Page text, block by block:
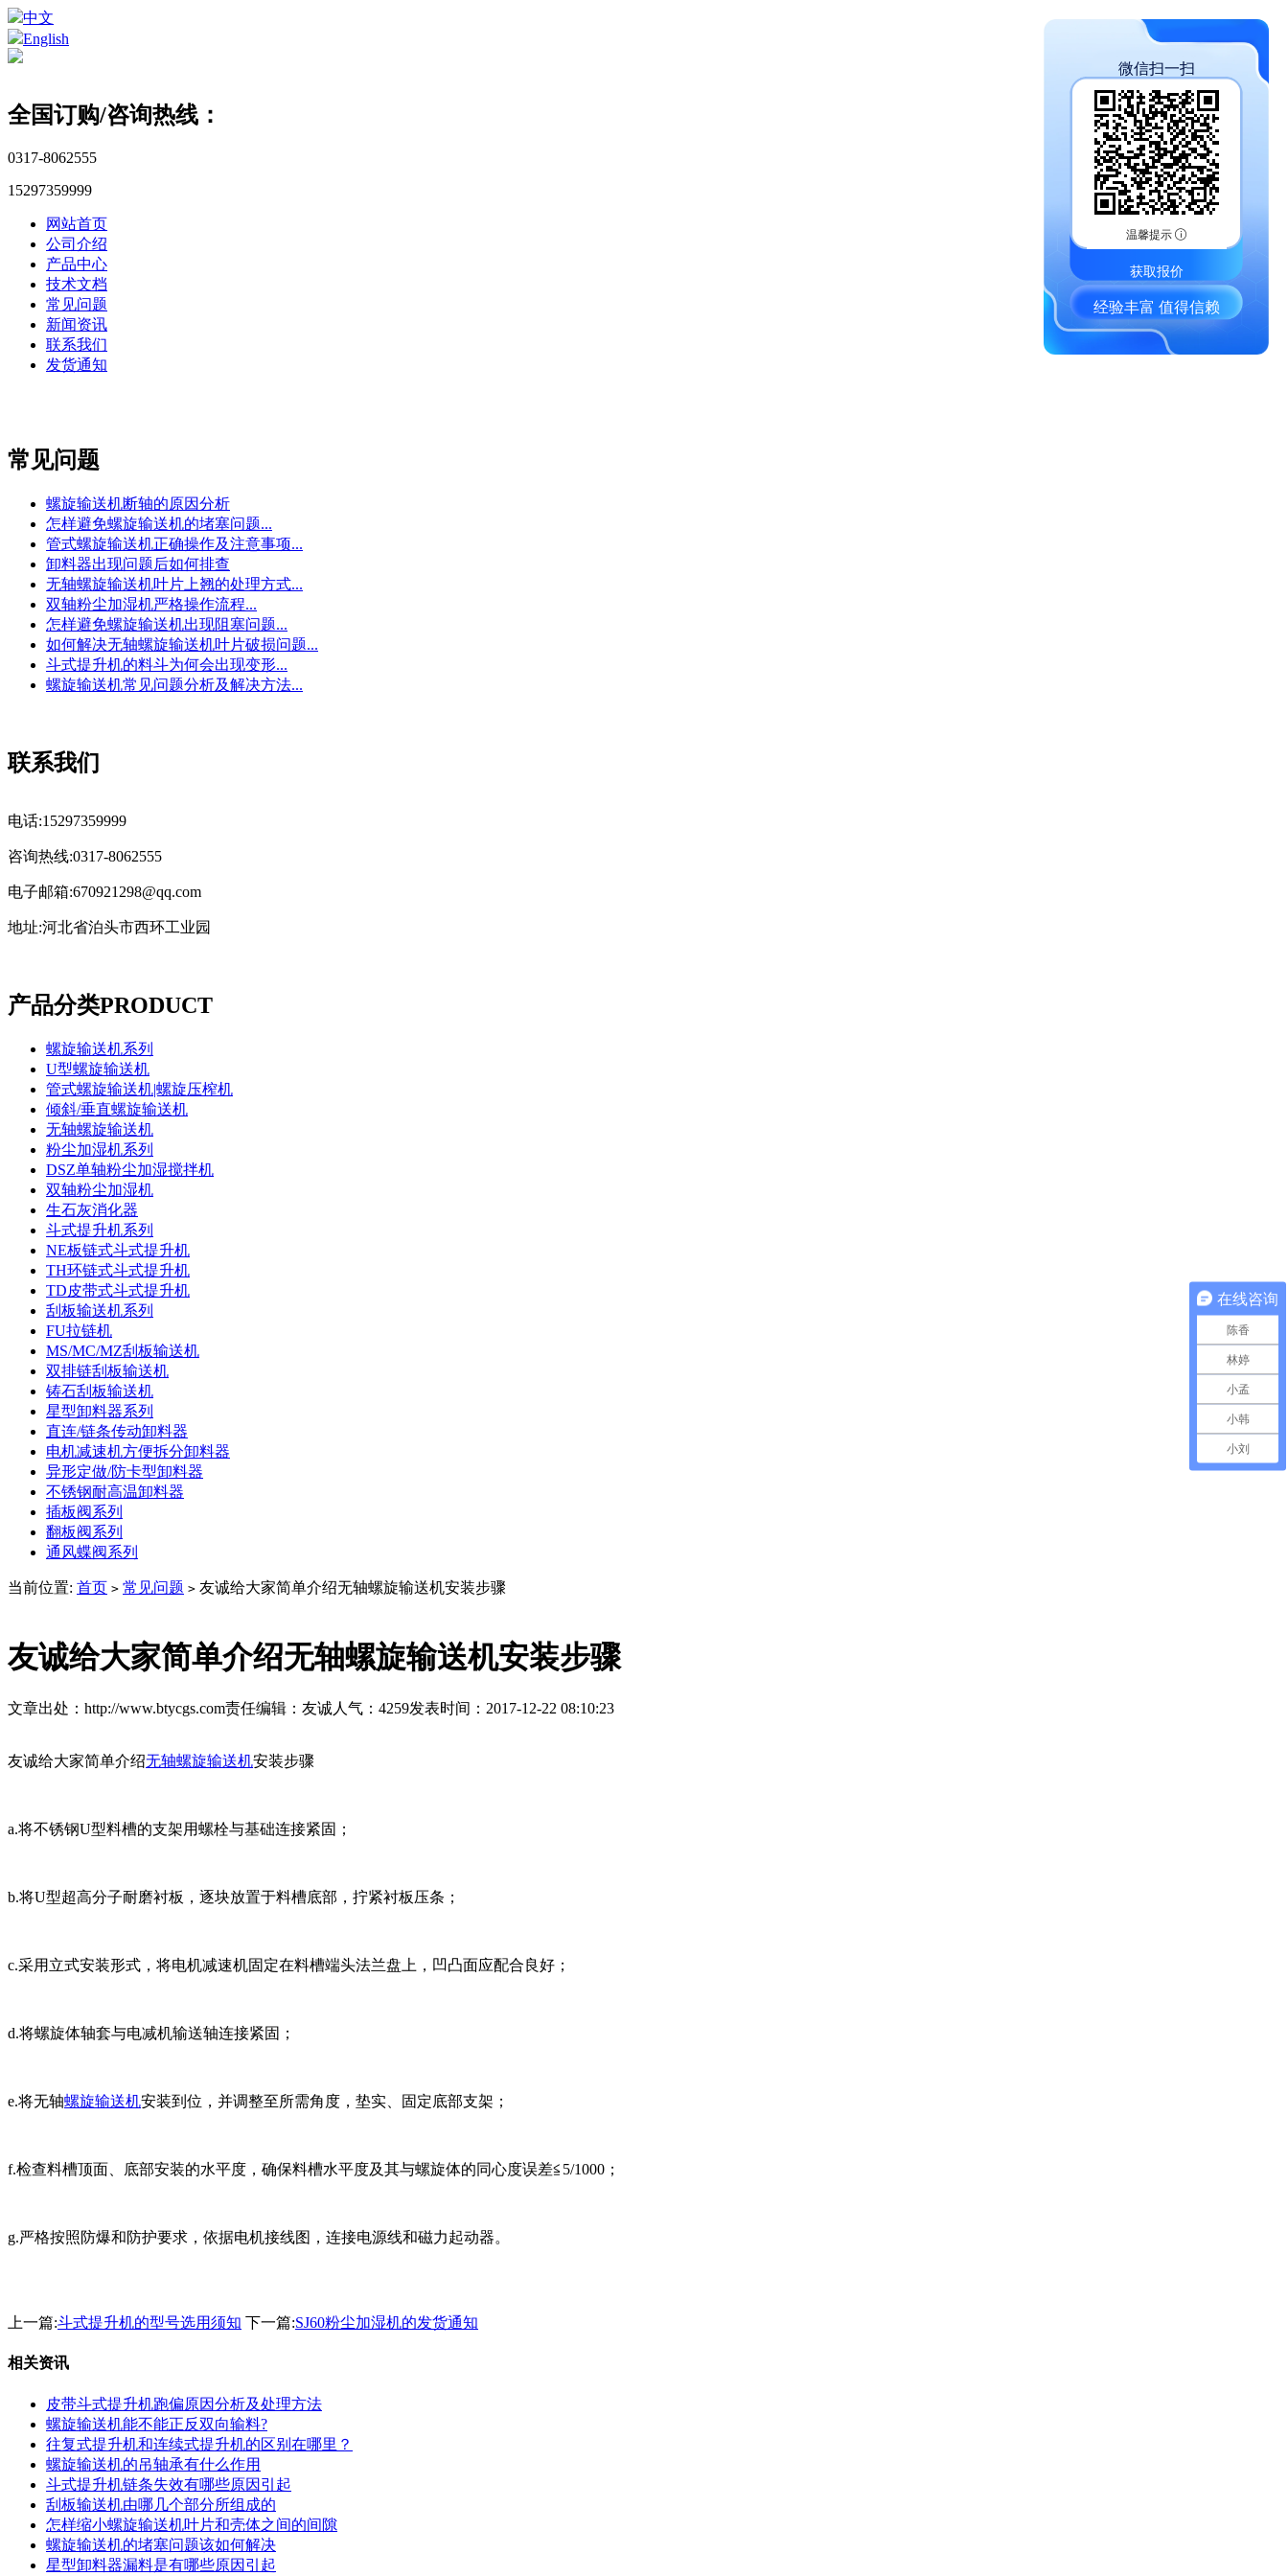
中文
English
全国订购/咨询热线：
0317-8062555
15297359999
网站首页
公司介绍
产品中心
技术文档
常见问题
新闻资讯
联系我们
发货通知
常见问题
螺旋输送机断轴的原因分析
怎样避免螺旋输送机的堵塞问题...
管式螺旋输送机正确操作及注意事项...
卸料器出现问题后如何排查
无轴螺旋输送机叶片上翘的处理方式...
双轴粉尘加湿机严格操作流程...
怎样避免螺旋输送机出现阻塞问题...
如何解决无轴螺旋输送机叶片破损问题...
斗式提升机的料斗为何会出现变形...
螺旋输送机常见问题分析及解决方法...
联系我们
电话:15297359999
咨询热线:0317-8062555
电子邮箱:670921298@qq.com
地址:河北省泊头市西环工业园
产品分类PRODUCT
螺旋输送机系列
U型螺旋输送机
管式螺旋输送机|螺旋压榨机
倾斜/垂直螺旋输送机
无轴螺旋输送机
粉尘加湿机系列
DSZ单轴粉尘加湿搅拌机
双轴粉尘加湿机
生石灰消化器
斗式提升机系列
NE板链式斗式提升机
TH环链式斗式提升机
TD皮带式斗式提升机
刮板输送机系列
FU拉链机
MS/MC/MZ刮板输送机
双排链刮板输送机
铸石刮板输送机
星型卸料器系列
直连/链条传动卸料器
电机减速机方便拆分卸料器
异形定做/防卡型卸料器
不锈钢耐高温卸料器
插板阀系列
翻板阀系列
通风蝶阀系列
当前位置: 首页 > 常见问题 > 友诚给大家简单介绍无轴螺旋输送机安装步骤
友诚给大家简单介绍无轴螺旋输送机安装步骤
文章出处：http://www.btycgs.com责任编辑：友诚 人气： 4259发表时间：2017-12-22 08:10:23
友诚给大家简单介绍无轴螺旋输送机安装步骤
a.将不锈钢U型料槽的支架用螺栓与基础连接紧固；
b.将U型超高分子耐磨衬板，逐块放置于料槽底部，拧紧衬板压条；
c.采用立式安装形式，将电机减速机固定在料槽端头法兰盘上，凹凸面应配合良好；
d.将螺旋体轴套与电减机输送轴连接紧固；
e.将无轴螺旋输送机安装到位，并调整至所需角度，垫实、固定底部支架；
f.检查料槽顶面、底部安装的水平度，确保料槽水平度及其与螺旋体的同心度误差≦5/1000；
g.严格按照防爆和防护要求，依据电机接线图，连接电源线和磁力起动器。
上一篇:斗式提升机的型号选用须知 下一篇:SJ60粉尘加湿机的发货通知
相关资讯
皮带斗式提升机跑偏原因分析及处理方法
螺旋输送机能不能正反双向输料?
往复式提升机和连续式提升机的区别在哪里？
螺旋输送机的吊轴承有什么作用
斗式提升机链条失效有哪些原因引起
刮板输送机由哪几个部分所组成的
怎样缩小螺旋输送机叶片和壳体之间的间隙
螺旋输送机的堵塞问题该如何解决
星型卸料器漏料是有哪些原因引起
在线咨询
陈香
林婷
小孟
小韩
小刘